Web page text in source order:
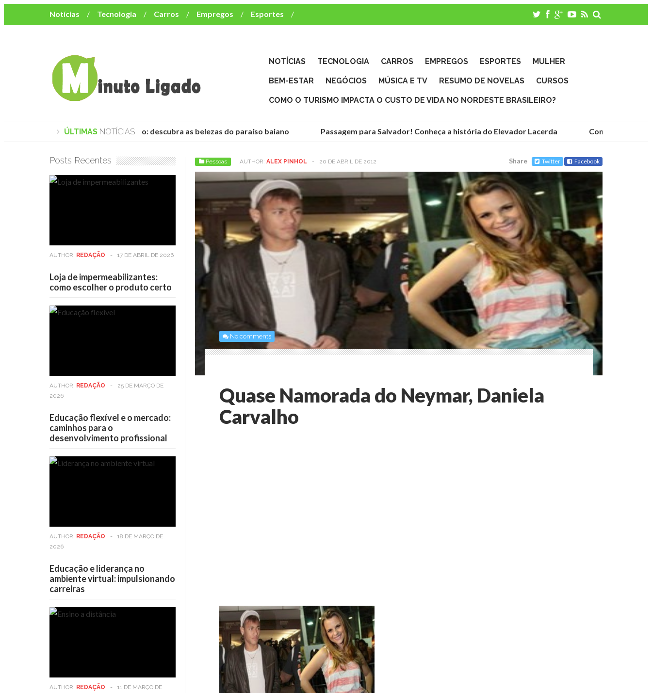
Notícias Tecnologia Carros Empregos
Esportes
Mulher
Bem-Estar Negócios
Música e TV
NOTÍCIAS TECNOLOGIA CARROS EMPREGOS ESPORTES MULHER
BEM-ESTAR NEGÓCIOS MÚSICA E TV RESUMO DE NOVELAS CURSOS
COMO O TURISMO IMPACTA O CUSTO DE VIDA NO NORDESTE BRASILEIRO?
ÚLTIMAS NOTÍCIAS
Praias de Trancoso: descubra as belezas do paraíso baiano Passagem para Salvador! Conheça a história do Elevador Lacerda Conheça as
Pessoas AUTHOR: ALEX PINHOL - 20 DE ABRIL DE 2012 Share Twitter Facebook
No comments
Quase Namorada do Neymar, Daniela
Carvalho
Posts Recentes
AUTHOR: REDAÇÃO - 17 DE ABRIL DE 2026
Loja de impermeabilizantes:
como escolher o produto certo
AUTHOR: REDAÇÃO -
25 DE MARÇO DE
2026
Educação flexível e o mercado:
caminhos para o
desenvolvimento profissional
AUTHOR: REDAÇÃO -
18 DE MARÇO DE
2026
Educação e liderança no
ambiente virtual: impulsionando
carreiras
AUTHOR: REDAÇÃO -
11 DE MARÇO DE